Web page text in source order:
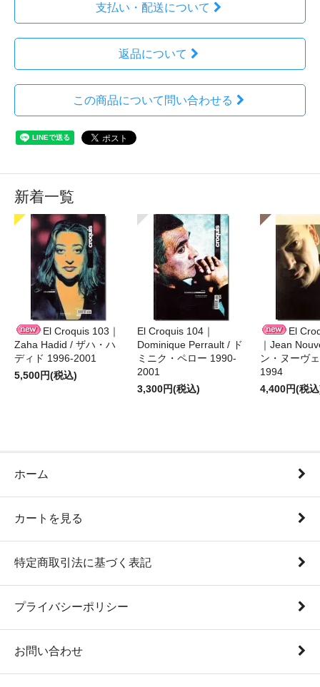
支払い・配送について
返品について
この商品について問い合わせる
新着一覧
El Croquis 103｜
Zaha Hadid / ザハ・ハ
ディド 1996-2001
5,500円(税込)
El Croquis 104｜
Dominique Perrault / ド
ミニク・ペロー 1990-
2001
3,300円(税込)
El
｜Jean
ン・ヌーヴ
1994
4,400円(税
ホーム
カートを見る
特定商取引法に基づく表記
プライバシーポリシー
お問い合わせ